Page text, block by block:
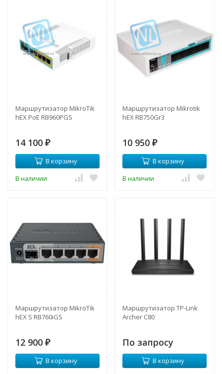
Маршрутизатор MikroTik
hEX PoE RB960PGS
14 100 ₽
В корзину
В наличии
Маршрутизатор Mikrotik
hEX RB750Gr3
10 950 ₽
В корзину
В наличии
Маршрутизатор MikroTik
hEX S RB760iGS
12 900 ₽
В корзину
Маршрутизатор TP-Link
Archer C80
По запросу
В корзину